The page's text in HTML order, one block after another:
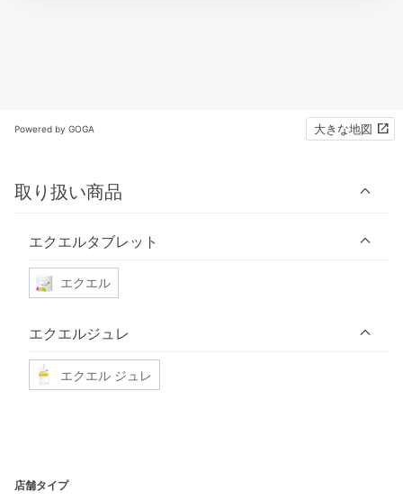
Powered by GOGA 大きな地図
取り扱い商品
エクエルタブレット
エクエル
エクエルジュレ
エクエル ジュレ
店舗タイプ